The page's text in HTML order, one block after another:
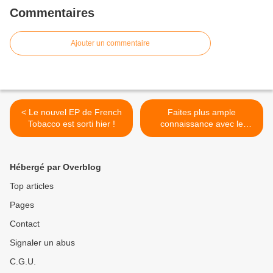
Commentaires
Ajouter un commentaire
< Le nouvel EP de French
Tobacco est sorti hier !
Faites plus ample
connaissance avec le
chanteur Camille Devance !
Hébergé par Overblog
Top articles
Pages
Contact
Signaler un abus
C.G.U.